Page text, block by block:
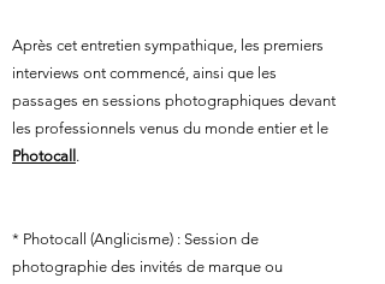
Après cet entretien sympathique, les premiers
interviews ont commencé, ainsi que les
passages en sessions photographiques devant
les professionnels venus du monde entier et le
Photocall .
* Photocall (Anglicisme) : Session de
photographie des invités de marque ou